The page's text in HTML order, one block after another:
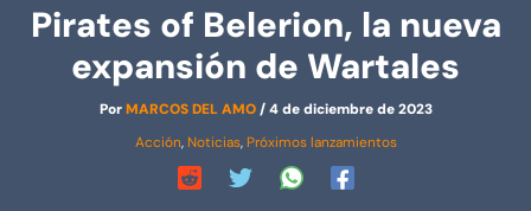
Pirates of Belerion, la nueva
expansión de Wartales
PorMARCOS DEL AMO/4 de diciembre de 2023
Acción, Noticias, Próximos lanzamientos